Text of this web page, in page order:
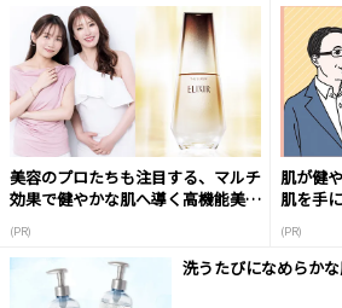
美容のプロたちも注目する、マルチ
効果で健やかな肌へ導く高機能美容
(PR)
肌が健
肌を手
(PR)
洗うたびになめらか